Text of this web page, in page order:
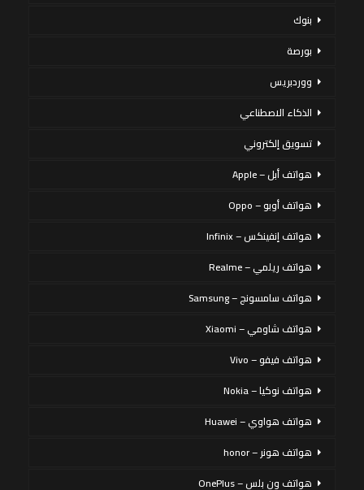
بنوك
بورصة
ووردبريس
الذكاء الاصطناعي
تسويق إلكتروني
هواتف أبل – Apple
هواتف أوبو – Oppo
هواتف إنفينكس – Infinix
هواتف ريلمي – Realme
هواتف سامسونج – Samsung
هواتف شاومي – Xiaomi
هواتف فيفو – Vivo
هواتف نوكيا – Nokia
هواتف هواوي – Huawei
هواتف هونر – honor
هواتف ون بلس – OnePlus